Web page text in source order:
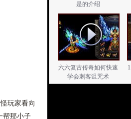
玩家看向
帮那小子
是的介绍
六六复古传奇如何快速
学会刺客诅咒术